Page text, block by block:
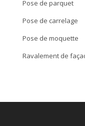
Pose de parquet
Pose de carrelage
Pose de moquette
Ravalement de